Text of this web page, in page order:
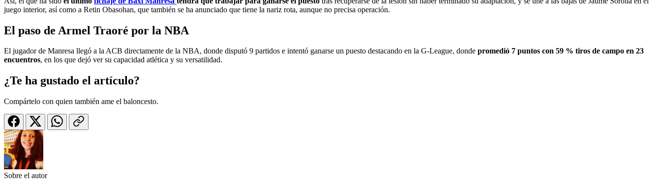
juego interior, así como a Retin Obasohan, que también se ha anunciado que tiene la nariz rota, aunque no precisa operación.
El paso de Armel Traoré por la NBA
El jugador de Manresa llegó a la ACB directamente de la NBA, donde disputó 9 partidos e intentó ganarse un puesto destacando en la G-League, donde promedió 7 puntos con 59 % tiros de campo en 23
encuentros, en los que dejó ver su capacidad atlética y su versatilidad.
¿Te ha gustado el artículo?
Compártelo con quien también ame el baloncesto.
Sobre el autor